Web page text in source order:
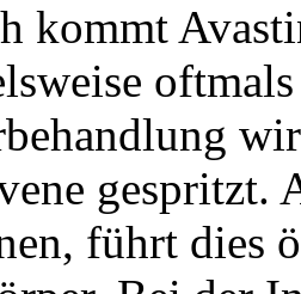
kommt
gespritzt.
führt dies